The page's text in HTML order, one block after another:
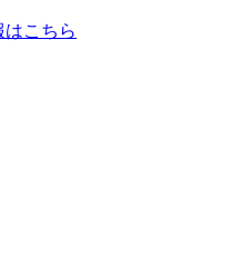
こちら